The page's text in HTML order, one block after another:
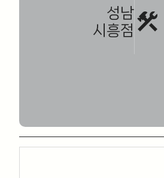
성남
시흥점 construction